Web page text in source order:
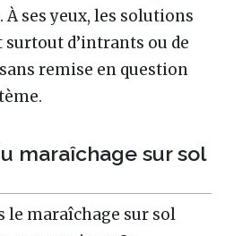
À ses yeux, les solutions
d’intrants ou de
remise en question
maraîchage sur sol
le maraîchage sur sol